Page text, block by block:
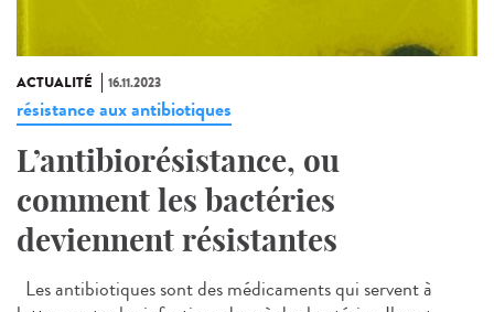
ACTUALITÉ 16.11.2023
résistance aux antibiotiques
L’antibiorésistance, ou
comment les bactéries
deviennent résistantes
Les antibiotiques sont des médicaments qui servent à